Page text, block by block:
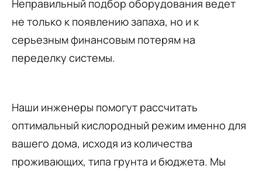
Неправильный подбор оборудования ведет
не только к появлению запаха, но и к
серьезным финансовым потерям на
переделку системы.
Наши инженеры помогут рассчитать
оптимальный кислородный режим именно для
вашего дома, исходя из количества
проживающих, типа грунта и бюджета. Мы